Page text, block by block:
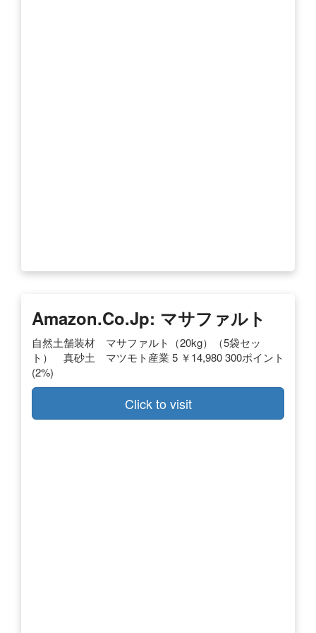
Amazon.co.jp: マサファルト
自然土舗装材 マサファルト（20kg）（5袋セッ
ト） 真砂土 マツモト産業 5 ￥14,980 300ポイント
(2%)
Click to visit